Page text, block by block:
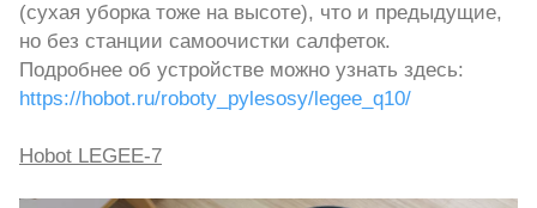
(сухая уборка тоже на высоте), что и предыдущие,
но без станции самоочистки салфеток.
Подробнее об устройстве можно узнать здесь:
https://hobot.ru/roboty_pylesosy/legee_q10/
Hobot LEGEE-7